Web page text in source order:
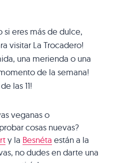
si eres más de dulce,
visitar La Trocadero!
una merienda o una
de la semana!
las 11!
veganas o
cosas nuevas?
y la Besnéta están a la
no dudes en darte una